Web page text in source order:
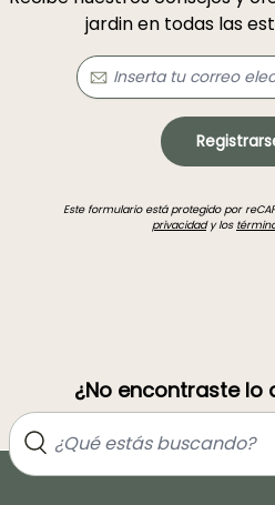
jardin en todas las
Este formulario está protegido por
privacidady los
¿No encontraste lo